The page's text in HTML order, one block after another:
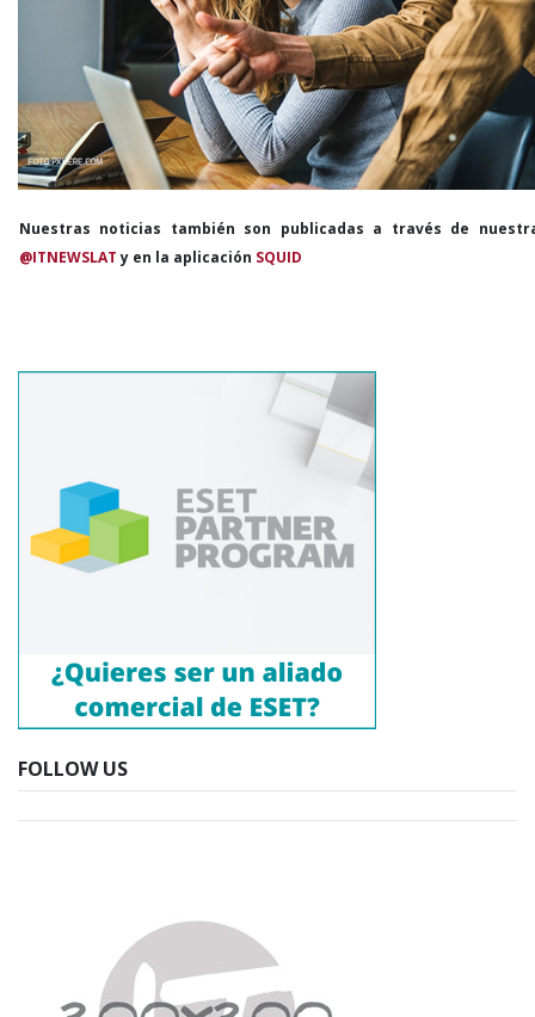
Nuestras noticias también son publicadas a través de
@ITNEWSLATy en la aplicación SQUID
FOLLOW US